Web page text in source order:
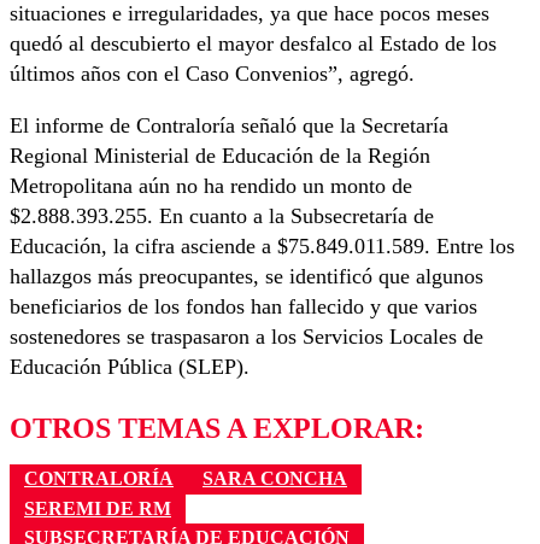
situaciones e irregularidades, ya que hace pocos meses
quedó al descubierto el mayor desfalco al Estado de los
últimos años con el Caso Convenios”, agregó.
El informe de Contraloría señaló que la Secretaría
Regional Ministerial de Educación de la Región
Metropolitana aún no ha rendido un monto de
$2.888.393.255. En cuanto a la Subsecretaría de
Educación, la cifra asciende a $75.849.011.589. Entre los
hallazgos más preocupantes, se identificó que algunos
beneficiarios de los fondos han fallecido y que varios
sostenedores se traspasaron a los Servicios Locales de
Educación Pública (SLEP).
OTROS TEMAS A EXPLORAR:
CONTRALORÍA
SARA CONCHA
SEREMI DE RM
SUBSECRETARÍA DE EDUCACIÓN